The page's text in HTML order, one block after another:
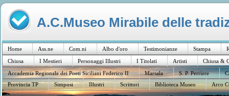
A.C.Museo Mirabile delle
Home Ass.ne Com.ni Albo d'oro Testimonianze Stampa
Chiusa
I Mestieri Personaggi Illustri I Titolati Artisti
Chiusa &
Accademia Regionale dei Poeti Siciliani Federico II
Marsala S. P. Perriere
Provincia TP
Simposi Illustri Scrittori Biblioteca Museo Arco